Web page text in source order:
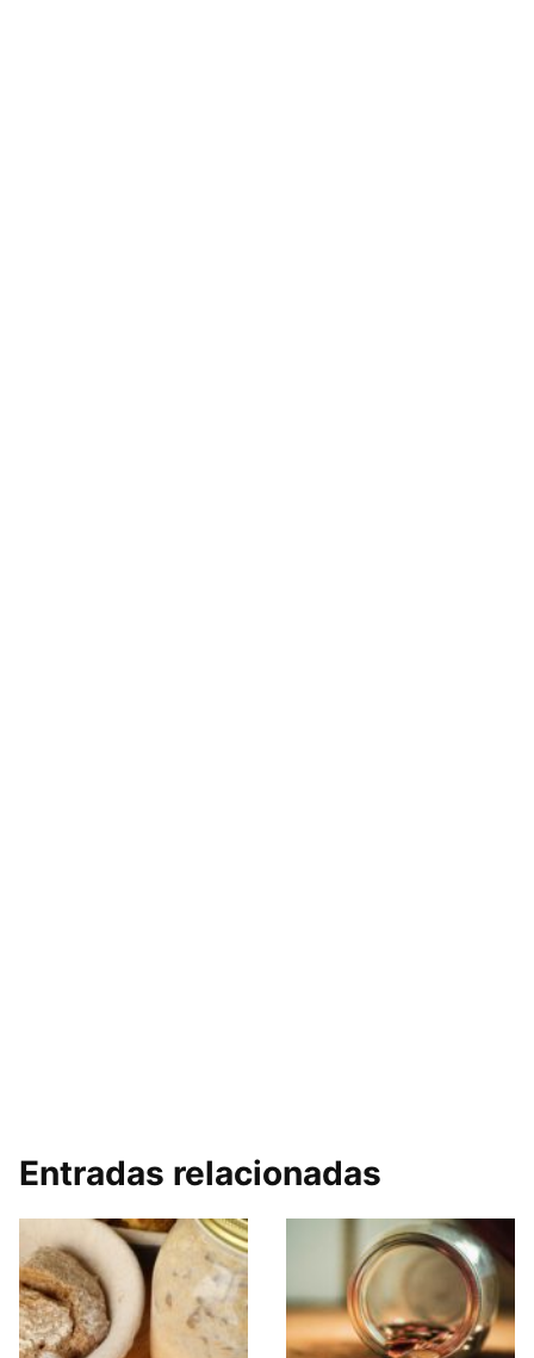
Entradas relacionadas